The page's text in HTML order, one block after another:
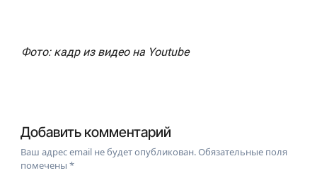
Фото: кадр из видео на Youtube
Добавить комментарий
Ваш адрес email не будет опубликован.Обязательные поля
помечены*